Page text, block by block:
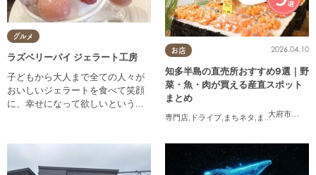
グルメ
ラズベリーパイ ジェラート工房
子どもから大人まで全ての人々が
おいしいジェラートを食べて笑顔
に、幸せになって欲しいという願
お店
大府市知多
2026.04.10
知多半島の直売所おすすめ9選｜野
菜・魚・肉が買える産直スポット
まとめ
専門店, ドライブ, まちネタ , まとめ記事 ,夫婦